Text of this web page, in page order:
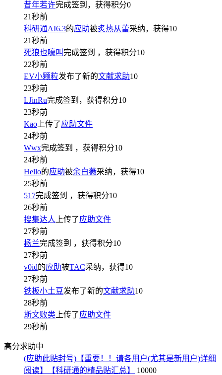
昔年若许完成签到，获得积分0
21秒前
科研通AI6.3的应助被炙热从蕾采纳，获得10
21秒前
死狼也嚎叫完成签到 ，获得积分10
22秒前
EV小颗粒发布了新的文献求助10
23秒前
LJinRu完成签到，获得积分10
23秒前
Kao 上传了应助文件
24秒前
Wwx完成签到 ，获得积分10
24秒前
Hello的应助被余白薇采纳，获得10
25秒前
517完成签到 ，获得积分10
26秒前
搜集达人 上传了应助文件
27秒前
杨兰完成签到 ，获得积分10
27秒前
v0id的应助被TAC采纳，获得10
27秒前
铁板小土豆发布了新的文献求助10
28秒前
斯文败类 上传了应助文件
29秒前
高分求助中
(应助此贴封号)【重要！！请各用户(尤其是新用户)详细
阅读】【科研通的精品贴汇总】
10000